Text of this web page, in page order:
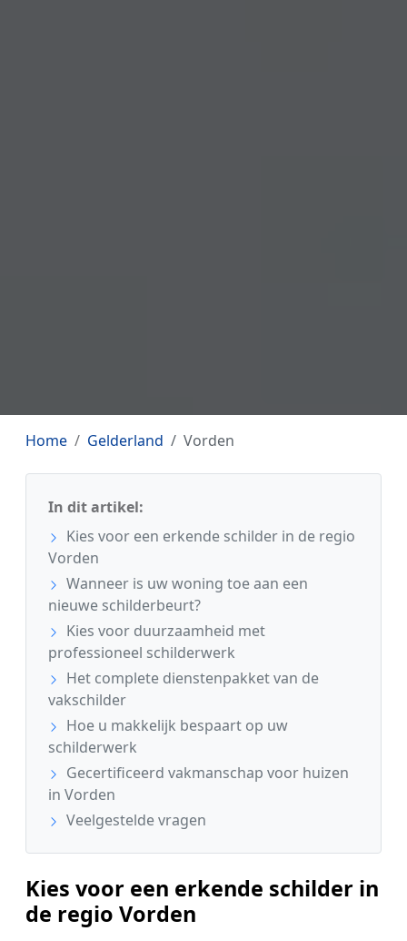
Home Gelderland Vorden
In dit artikel:
Kies voor een erkende schilder in de regio
Vorden
Wanneer is uw woning toe aan een
nieuwe schilderbeurt?
Kies voor duurzaamheid met
professioneel schilderwerk
Het complete dienstenpakket van de
vakschilder
Hoe u makkelijk bespaart op uw
schilderwerk
Gecertificeerd vakmanschap voor huizen
in Vorden
Veelgestelde vragen
Kies voor een erkende schilder in
de regio Vorden